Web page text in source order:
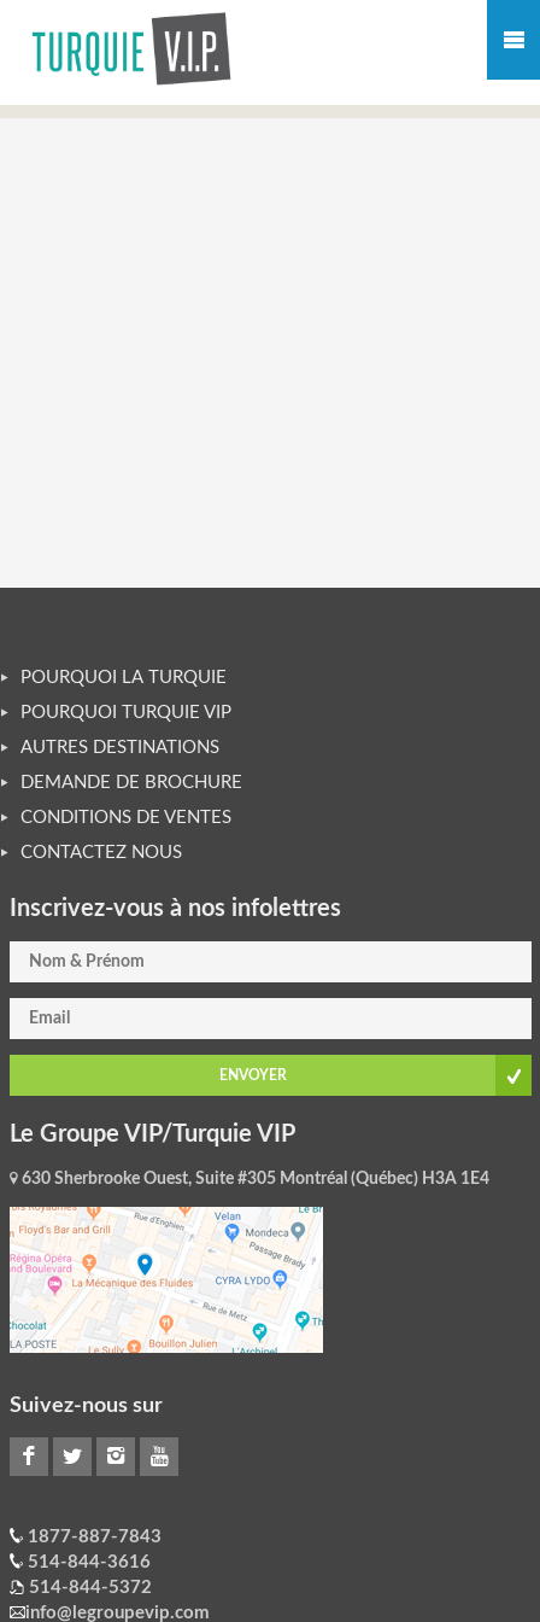
POURQUOI LA TURQUIE
POURQUOI TURQUIE VIP
AUTRES DESTINATIONS
DEMANDE DE BROCHURE
CONDITIONS DE VENTES
CONTACTEZ NOUS
Inscrivez-vous à nos infolettres
ENVOYER
Le Groupe VIP/Turquie VIP
630 Sherbrooke Ouest, Suite #305 Montréal (Québec) H3A 1E4
Suivez-nous sur
1877-887-7843
514-844-3616
514-844-5372
info@legroupevip.com